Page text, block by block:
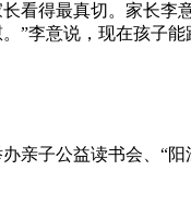
看得最真切。家长
李意说，现在孩子
亲子公益读书会、“